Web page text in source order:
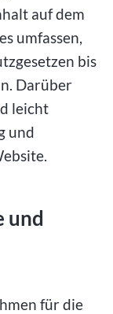
auf dem
umfassen,
bis
Darüber
leicht
und
und
für die